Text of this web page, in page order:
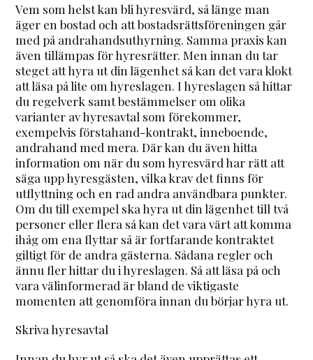
Vem som helst kan bli hyresvärd, så länge man
äger en bostad och att bostadsrättsföreningen går
med på andrahandsuthyrning. Samma praxis kan
även tillämpas för hyresrätter. Men innan du tar
steget att hyra ut din lägenhet så kan det vara klokt
att läsa på lite om hyreslagen. I hyreslagen så hittar
du regelverk samt bestämmelser om olika
varianter av hyresavtal som förekommer,
exempelvis förstahand-kontrakt, inneboende,
andrahand med mera. Där kan du även hitta
information om när du som hyresvärd har rätt att
säga upp hyresgästen, vilka krav det finns för
utflyttning och en rad andra användbara punkter.
Om du till exempel ska hyra ut din lägenhet till två
personer eller flera så kan det vara värt att komma
ihåg om ena flyttar så är fortfarande kontraktet
giltigt för de andra gästerna. Sådana regler och
ännu fler hittar du i hyreslagen. Så att läsa på och
vara välinformerad är bland de viktigaste
momenten att genomföra innan du börjar hyra ut.
Skriva hyresavtal